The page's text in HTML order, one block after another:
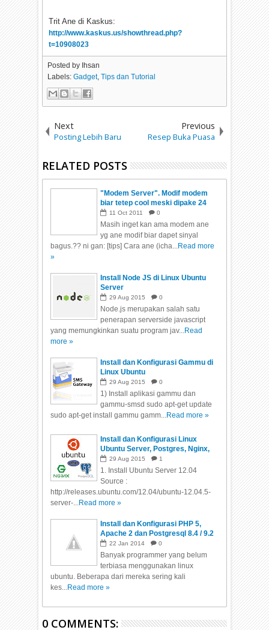
Trit Ane di Kaskus:
http://www.kaskus.us/showthread.php?
t=10908023
Posted by Ihsan
Labels:Gadget,Tips dan Tutorial
Next
Posting Lebih Baru
Previous
Resep Buka Puasa
RELATED POSTS
"Modem Server". Modif modem
biar tetep cool meski dipake 24
jam non-stop.
11 Oct 2011 0
Masih inget kan ama modem ane
yg ane modif biar dapet sinyal
bagus.?? ni gan: [tips] Cara ane (icha...Read more
»
Install Node JS di Linux Ubuntu
Server
29 Aug 2015 0
Node.js merupakan salah satu
penerapan serverside javascript
yang memungkinkan suatu program jav...Read
more »
Install dan Konfigurasi Gammu di
Linux Ubuntu
29 Aug 2015 0
1) Install aplikasi gammu dan
gammu-smsd sudo apt-get update
sudo apt-get install gammu gamm...Read more »
Install dan Konfigurasi Linux
Ubuntu Server, Postgres, Nginx,
PHP5-FPM, Aplikasi Yii Anda
29 Aug 2015 1
1. Install Ubuntu Server 12.04
Source :
http://releases.ubuntu.com/12.04/ubuntu-12.04.5-
server-...Read more »
Install dan Konfigurasi PHP 5,
Apache 2 dan Postgresql 8.4 / 9.2
di Linux Ubuntu
22 Jan 2014 0
Banyak programmer yang belum
terbiasa menggunakan linux
ubuntu. Beberapa dari mereka sering kali
kes...Read more »
0 COMMENTS: